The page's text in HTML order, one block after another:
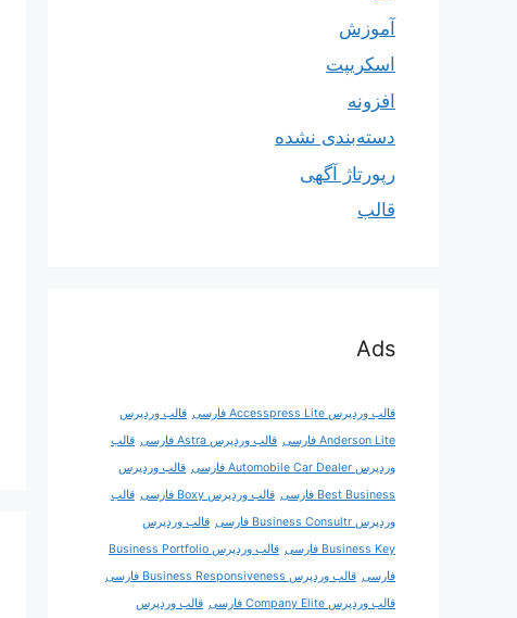
آموزش
اسکریپت
افزونه
دسته‌بندی نشده
رپورتاژ آگهی
قالب
Ads
قالب وردپرس Accesspress Lite فارسی
قالب وردپرس
Anderson Lite فارسی
قالب وردپرس Astra فارسی
قالب
وردپرس Automobile Car Dealer فارسی
قالب وردپرس
Best Business فارسی
قالب وردپرس Boxy فارسی
قالب
وردپرس Business Consultr فارسی
قالب وردپرس
Business Key فارسی
قالب وردپرس Business Portfolio
فارسی قالب وردپرس Business Responsiveness فارسی
قالب وردپرس Company Elite فارسی
قالب وردپرس